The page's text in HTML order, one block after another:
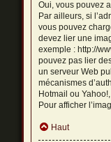
Oui, vous pouvez
Par ailleurs, si
vous pouvez
devez lier une
exemple : http://
pouvez pas lier
un serveur Web
mécanismes
Hotmail ou
Pour afficher
Haut